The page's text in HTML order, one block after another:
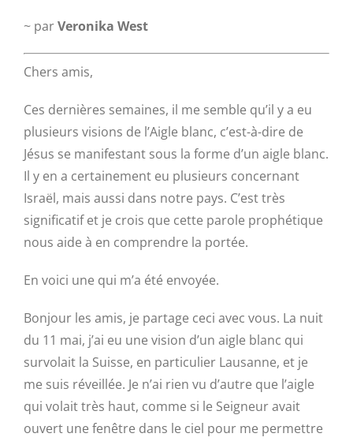
~ parVeronika West
Chers amis,
Ces dernières semaines, il me semble qu’il y a eu
plusieurs visions de l’Aigle blanc, c’est-à-dire de
Jésus se manifestant sous la forme d’un aigle blanc.
Il y en a certainement eu plusieurs concernant
Israël, mais aussi dans notre pays. C’est très
significatif et je crois que cette parole prophétique
nous aide à en comprendre la portée.
En voici une qui m’a été envoyée.
Bonjour les amis, je partage ceci avec vous. La nuit
du 11 mai, j’ai eu une vision d’un aigle blanc qui
survolait la Suisse, en particulier Lausanne, et je
me suis réveillée. Je n’ai rien vu d’autre que l’aigle
qui volait très haut, comme si le Seigneur avait
ouvert une fenêtre dans le ciel pour me permettre